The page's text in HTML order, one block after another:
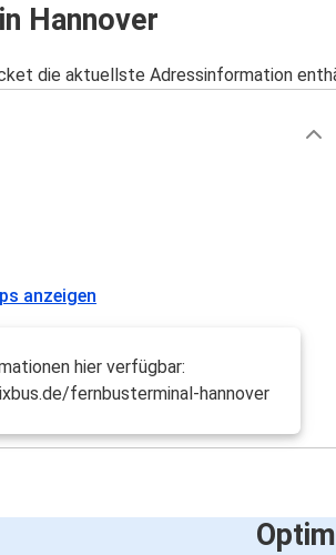
Hannover
die aktuellste Adressinformation
anzeigen
hier verfügbar:
fernbusterminal-hannover